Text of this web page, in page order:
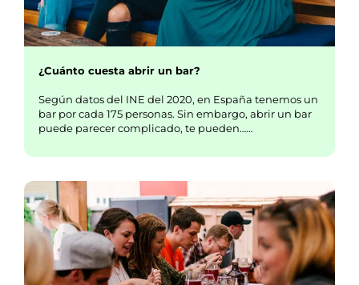
¿Cuánto cuesta abrir un bar?
Según datos del INE del 2020, en España tenemos un
bar por cada 175 personas. Sin embargo, abrir un bar
puede parecer complicado, te pueden……